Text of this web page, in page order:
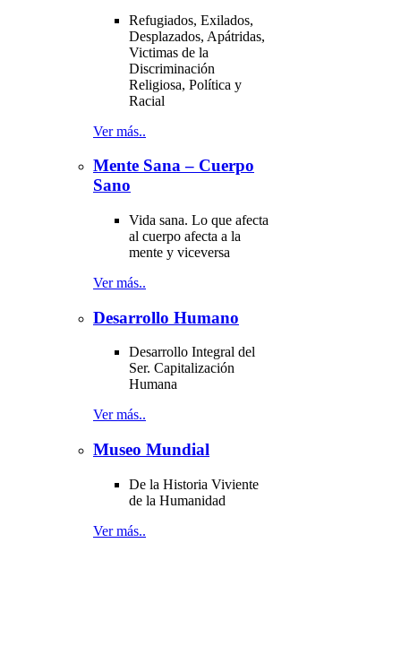
Refugiados, Exilados,
Desplazados, Apátridas,
Victimas de la
Discriminación
Religiosa, Política y
Racial
Ver más..
Mente Sana – Cuerpo
Sano
Vida sana. Lo que afecta
al cuerpo afecta a la
mente y viceversa
Ver más..
Desarrollo Humano
Desarrollo Integral del
Ser. Capitalización
Humana
Ver más..
Museo Mundial
De la Historia Viviente
de la Humanidad
Ver más..